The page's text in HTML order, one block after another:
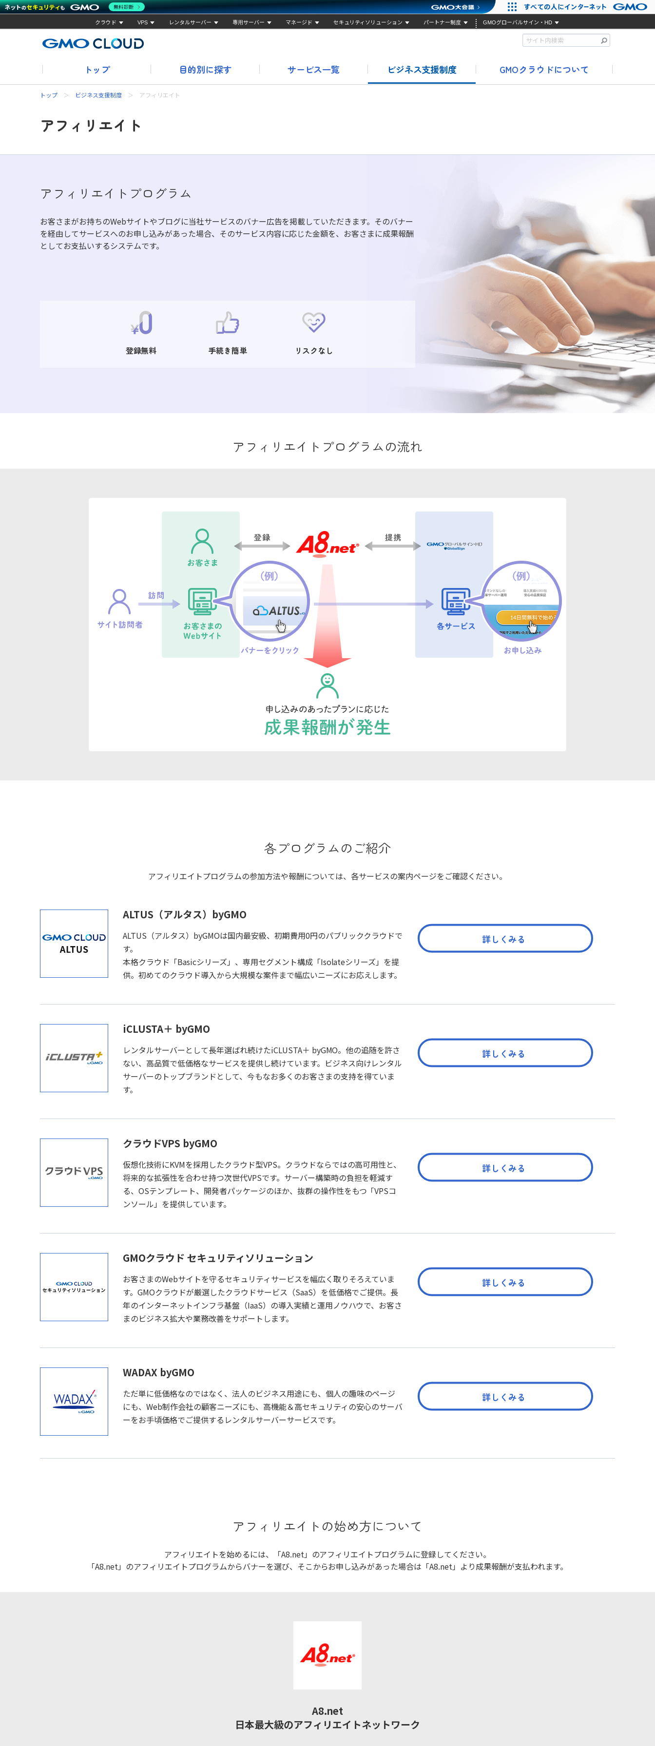
クラウド VPS レンタルサーバー 専用サーバー マネージド セキュリティソリューション パートナー制度 GMOグローバルサイン・HD
トップ 目的別に探す サービス一覧 ビジネス支援制度 GMOクラウドについて
トップ ビジネス支援制度 アフィリエイト
アフィリエイト
アフィリエイトプログラム
お客さまがお持ちのWebサイトやブログに当社サービスのバナー広告を掲載していただきます。そのバナー
を経由してサービスへのお申し込みがあった場合、そのサービス内容に応じた金額を、お客さまに成果報酬
としてお支払いするシステムです。
登録無料 手続き簡単 リスクなし
アフィリエイトプログラムの流れ
各プログラムのご紹介
アフィリエイトプログラムの参加方法や報酬については、各サービスの案内ページをご確認ください。
ALTUS（アルタス）byGMO
ALTUS（アルタス）byGMOは国内最安級、初期費用0円のパブリッククラウドで
す。
本格クラウド「Basicシリーズ」、専用セグメント構成「Isolateシリーズ」を提
供。初めてのクラウド導入から大規模な案件まで幅広いニーズにお応えします。
詳しくみる
iCLUSTA＋ byGMO
レンタルサーバーとして長年選ばれ続けたiCLUSTA＋ byGMO。他の追随を許さ
ない、高品質で低価格なサービスを提供し続けています。ビジネス向けレンタル
サーバーのトップブランドとして、今もなお多くのお客さまの支持を得ていま
す。
詳しくみる
クラウドVPS byGMO
仮想化技術にKVMを採用したクラウド型VPS。クラウドならではの高可用性と、
将来的な拡張性を合わせ持つ次世代VPSです。サーバー構築時の負担を軽減す
る、OSテンプレート、開発者パッケージのほか、抜群の操作性をもつ「VPSコ
ンソール」を提供しています。
詳しくみる
GMOクラウド セキュリティソリューション
お客さまのWebサイトを守るセキュリティサービスを幅広く取りそろえていま
す。GMOクラウドが厳選したクラウドサービス（SaaS）を低価格でご提供。長
年のインターネットインフラ基盤（IaaS）の導入実績と運用ノウハウで、お客さ
まのビジネス拡大や業務改善をサポートします。
詳しくみる
WADAX byGMO
ただ単に低価格なのではなく、法人のビジネス用途にも、個人の趣味のページ
にも、Web制作会社の顧客ニーズにも、高機能＆高セキュリティの安心のサーバ
ーをお手頃価格でご提供するレンタルサーバーサービスです。
詳しくみる
アフィリエイトの始め方について
アフィリエイトを始めるには、「A8.net」のアフィリエイトプログラムに登録してください。
「A8.net」のアフィリエイトプログラムからバナーを選び、そこからお申し込みがあった場合は「A8.net」より成果報酬が支払われます。
A8.net
日本最大級のアフィリエイトネットワーク
無料診断